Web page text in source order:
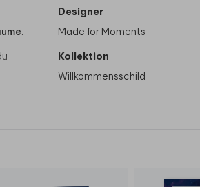
.
Designer
Made for Moments
Kollektion
Willkommensschild